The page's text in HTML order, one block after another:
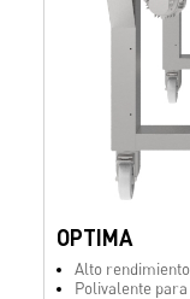
OPTIMA
Alto
Polivalente